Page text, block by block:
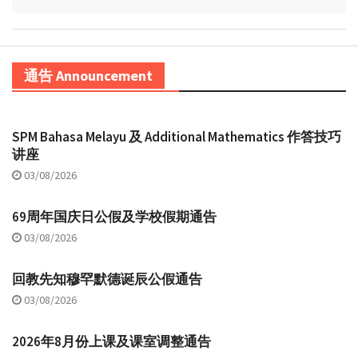
通告 Announcement
SPM Bahasa Melayu 及 Additional Mathematics 作答技巧
讲座
03/08/2026
69周年国庆日公假及学校假期通告
03/08/2026
回教先知穆罕默德诞辰公假通告
03/08/2026
2026年8月份上课及课室调整通告